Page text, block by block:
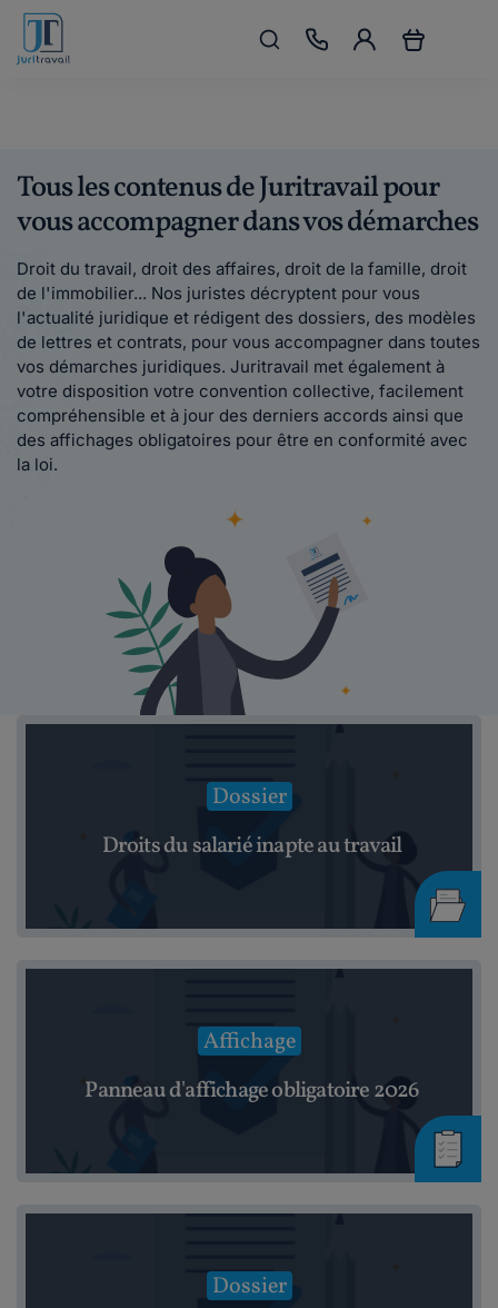
Tous les contenus de Juritravail pour
vous accompagner dans vos démarches
Droit du travail, droit des affaires, droit de la famille, droit
de l'immobilier... Nos juristes décryptent pour vous
l'actualité juridique et rédigent des dossiers, des modèles
de lettres et contrats, pour vous accompagner dans toutes
vos démarches juridiques. Juritravail met également à
votre disposition votre convention collective, facilement
compréhensible et à jour des derniers accords ainsi que
des affichages obligatoires pour être en conformité avec
la loi.
Dossier
Droits du salarié inapte au travail
Affichage
Panneau d'affichage obligatoire 2026
Dossier